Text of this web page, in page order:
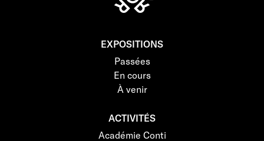
EXPOSITIONS
Passées
En cours
À venir
ACTIVITÉS
Académie Conti